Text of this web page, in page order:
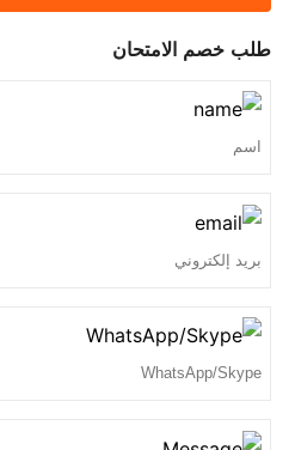
طلب خصم الامتحان